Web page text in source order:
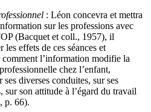
: Léon concevra et mettra
sur les professions avec
(Bacquet et coll., 1957), il
les effets de ces séances et
l’information modifie la
chez l’enfant,
diverses conduites, sur ses
sur son attitude à l’égard du travail
p. 66).